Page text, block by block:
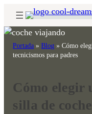
Saltar
contenido
Portada »Blog »Cómo
tecnicismos para padres
Cómo elegir
silla de